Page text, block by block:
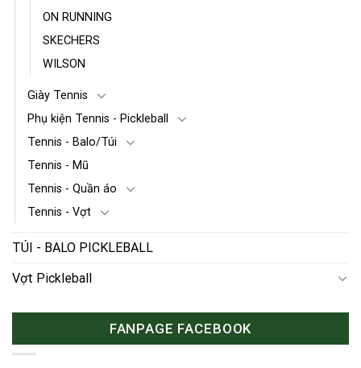
ON RUNNING
SKECHERS
WILSON
Giày Tennis
Phụ kiện Tennis - Pickleball
Tennis - Balo/Túi
Tennis - Mũ
Tennis - Quần áo
Tennis - Vợt
TÚI - BALO PICKLEBALL
Vợt Pickleball
FANPAGE FACEBOOK